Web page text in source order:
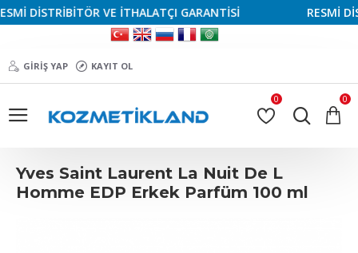
DİSTRİBİTÖR VE İTHALATÇI GARANTİSİ RESMİ
GIRIŞ YAP KAYIT OL
0 0
Yves Saint Laurent La Nuit De L
Homme EDP Erkek Parfüm 100 ml